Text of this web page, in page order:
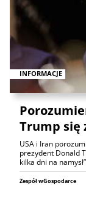
INFORMACJE
Trump się
USA i Iran
prezydent Donald
kilka dni na namysł”
Zespół wGospodarce